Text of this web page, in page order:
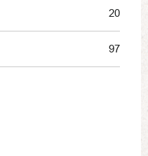
20
97